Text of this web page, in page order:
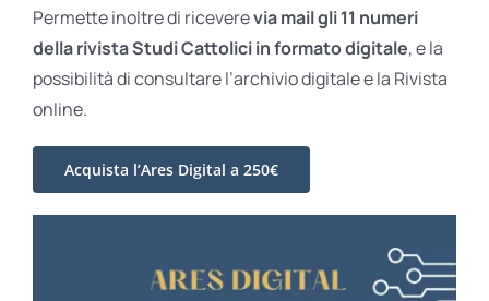
Permette inoltre di riceverevia mail gli 11 numeri
della rivista Studi Cattolici in formato digitale, e la
possibilità di consultare l’archivio digitale e la Rivista
online.
Acquista l’Ares Digital a 250€